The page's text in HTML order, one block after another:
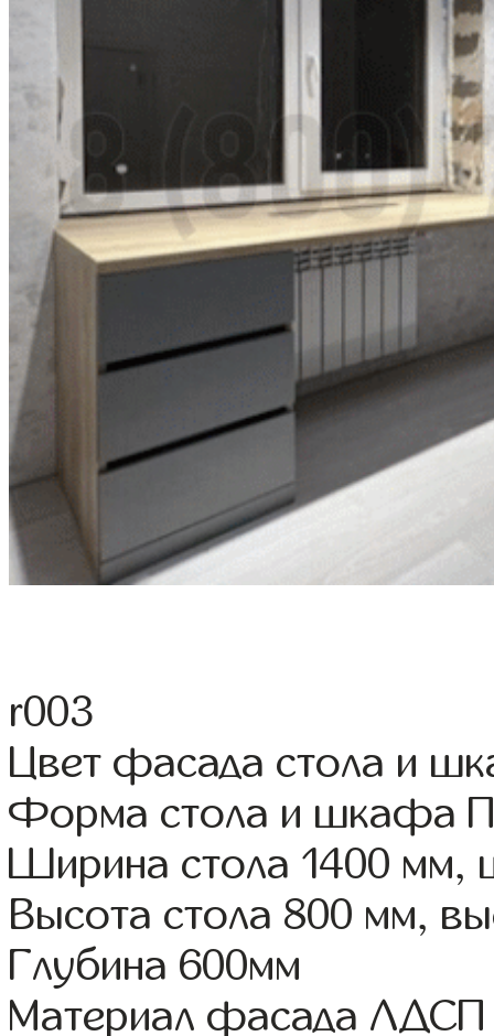
r003
Цвет фасада стола и
Форма стола и шкафа
Ширина стола 1400
Высота стола 800 мм,
Глубина 600мм
Материал фасада ЛДСП